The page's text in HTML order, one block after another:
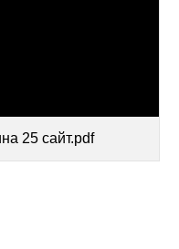
25 сайт.pdf